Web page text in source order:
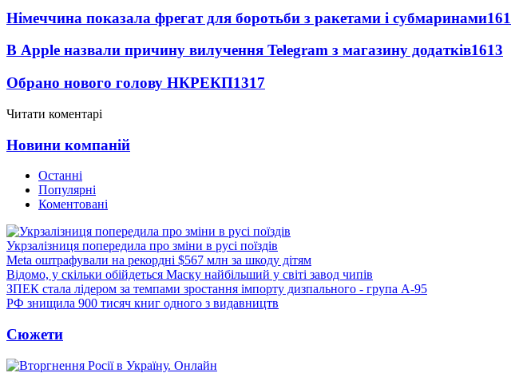
Німеччина показала фрегат для боротьби з ракетами і субмаринами
В Apple назвали причину вилучення Telegram з магазину додатків1613
Обрано нового голову НКРЕКП1317
Читати коментарі
Новини компаній
Останні
Популярні
Коментовані
Укрзалізниця попередила про зміни в русі поїздів
Meta оштрафували на рекордні $567 млн за шкоду дітям
Відомо, у скільки обійдеться Маску найбільший у світі завод чипів
ЗПЕК стала лідером за темпами зростання імпорту дизпального - група А-95
РФ знищила 900 тисяч книг одного з видавництв
Сюжети